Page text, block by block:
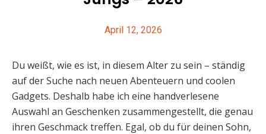
April 12, 2026
Du weißt, wie es ist, in diesem Alter zu sein – ständig
auf der Suche nach neuen Abenteuern und coolen
Gadgets. Deshalb habe ich eine handverlesene
Auswahl an Geschenken zusammengestellt, die genau
ihren Geschmack treffen. Egal, ob du für deinen Sohn,